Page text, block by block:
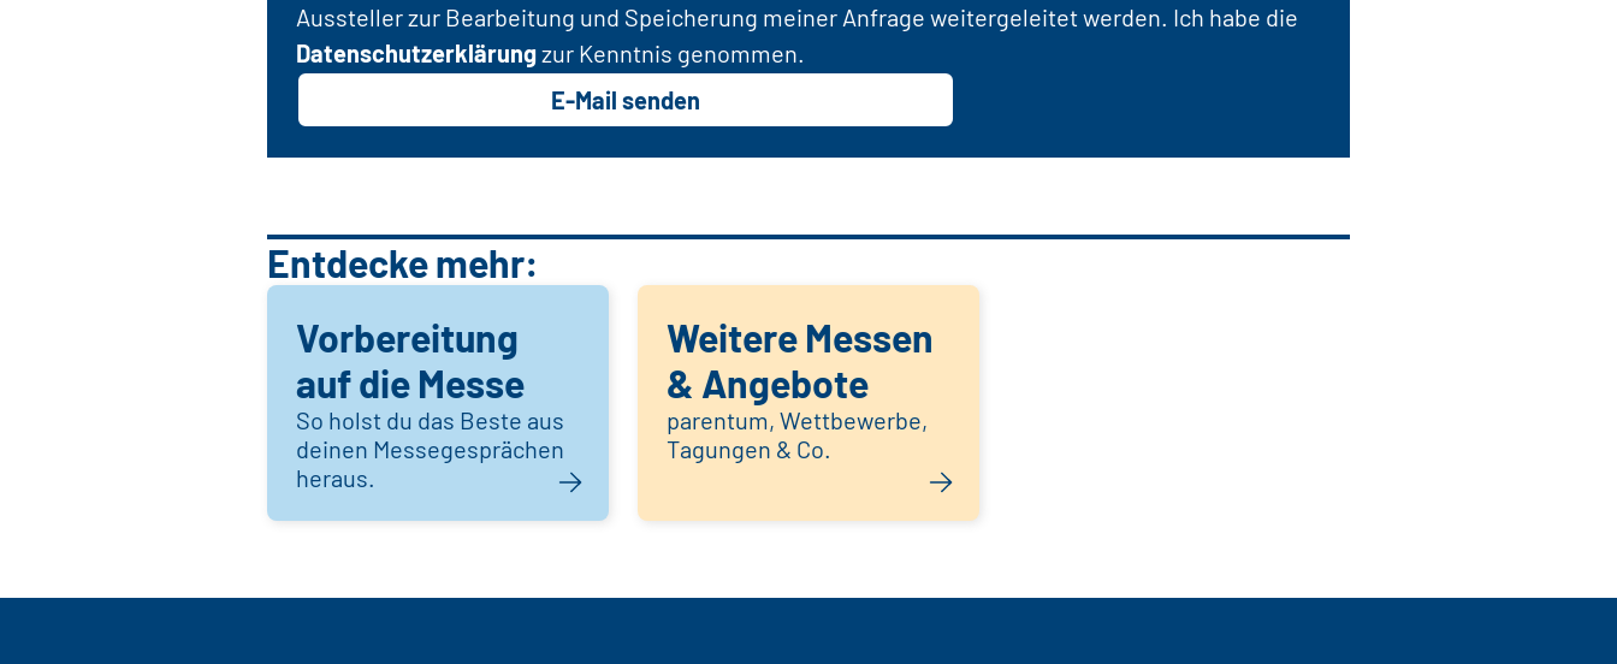
Aussteller zur Bearbeitung und Speicherung meiner Anfrage weitergeleitet werden. Ich habe die
Datenschutzerklärungzur Kenntnis genommen.
E-Mail senden
Entdecke mehr:
Vorbereitung
auf die Messe
So holst du das Beste aus
deinen Messegesprächen
heraus.
Weitere Messen
& Angebote
parentum, Wettbewerbe,
Tagungen & Co.